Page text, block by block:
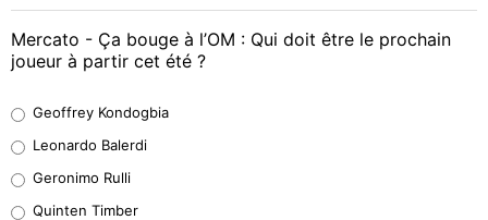
Mercato - Ça bouge à l’OM : Qui doit être le prochain
joueur à partir cet été ?
38%
32%
Geoffrey Kondogbia
Leonardo Balerdi
Geronimo Rulli
Quinten Timber